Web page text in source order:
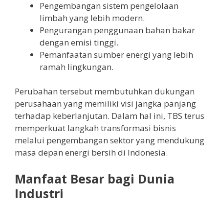
Pengembangan sistem pengelolaan
limbah yang lebih modern.
Pengurangan penggunaan bahan bakar
dengan emisi tinggi.
Pemanfaatan sumber energi yang lebih
ramah lingkungan.
Perubahan tersebut membutuhkan dukungan
perusahaan yang memiliki visi jangka panjang
terhadap keberlanjutan. Dalam hal ini, TBS terus
memperkuat langkah transformasi bisnis
melalui pengembangan sektor yang mendukung
masa depan energi bersih di Indonesia.
Manfaat Besar bagi Dunia
Industri